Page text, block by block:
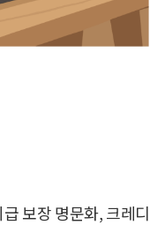
보장 명문화, 크레디